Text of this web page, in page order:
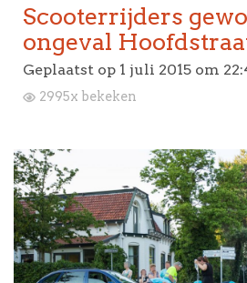
Scooterrijders
ongeval
Geplaatst op 1 juli 2015 om
2995x bekeken